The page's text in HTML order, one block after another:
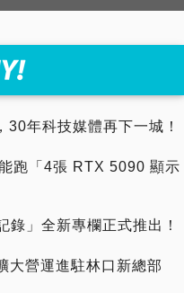
年科技媒體再下一城！
跑「4張 RTX 5090 顯示
錄」全新專欄正式推出！
大營運進駐林口新總部